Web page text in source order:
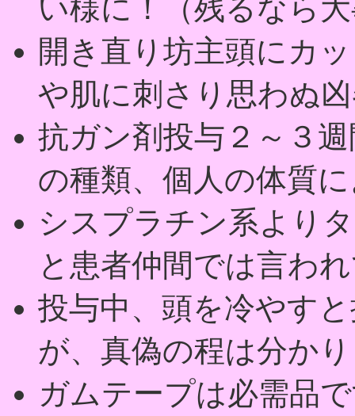
い様に！（残るなら
開き直り坊主頭にカ
や肌に刺さり思わぬ
抗ガン剤投与２～３
の種類、個人の体質
シスプラチン系より
と患者仲間では言わ
投与中、頭を冷やす
が、真偽の程は分か
ガムテープは必需品